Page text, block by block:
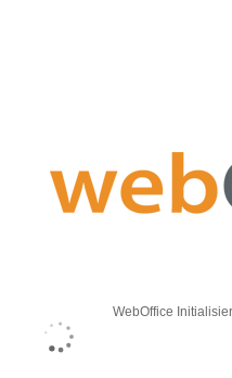
WebOffice